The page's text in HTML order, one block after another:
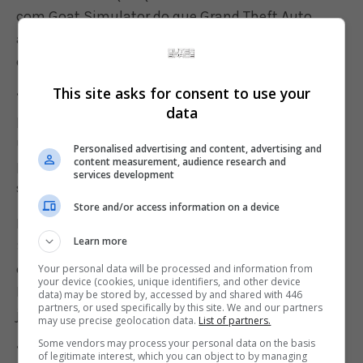
com Goat Simulator do que Grand Theft Auto,
apesar de algumas mecânicas moderadamente
divertidas”, diz o primeiro, que deu a nota 4/10.
“Pouco ambicioso, datado e terrivelmente sem
polimento, apenas os fãs da série ansiosos por
uma jogabilidade mais clássica dos Saints
precisam se inscrever”, decidiu o WellPlayed em
seu 5/10.
Saints Row ainda conquistou alguns fãs. O mais
entusiasmado, por enquanto, é o site Game
Nexus, que deu a nota 95/100 e escreveu que o
jogo é um exemplo de como se faz um “reboot”.
“A aposta da Volition para redefinir e redefinir
This site asks for consent to use your
data
Personalised advertising and content, advertising and
content measurement, audience research and
services development
Store and/or access information on a device
Learn more
Your personal data will be processed and information from
your device (cookies, unique identifiers, and other device
data) may be stored by, accessed by and shared with 446
partners, or used specifically by this site. We and our partners
may use precise geolocation data. List of partners.
Some vendors may process your personal data on the basis
of legitimate interest, which you can object to by managing